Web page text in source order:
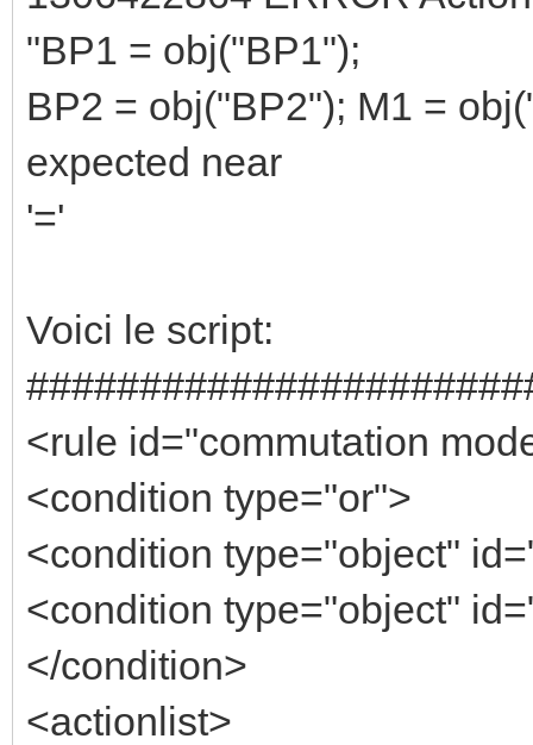
"BP1 = obj("BP1");
BP2 = obj("BP2"); M1 =
expected near
'='
Voici le script:
<rule id="commutation
<condition type="or">
<condition type="object"
<condition type="object"
</condition>
<actionlist>